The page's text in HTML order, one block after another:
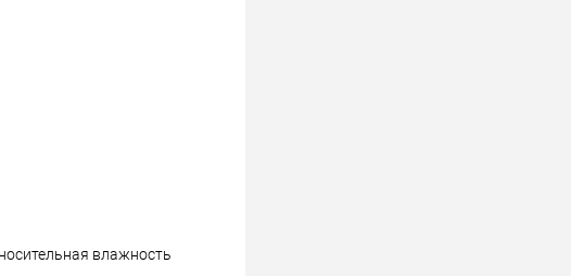
влажность